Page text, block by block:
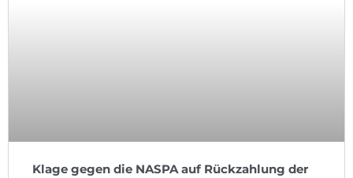
Klage gegen die NASPA auf Rückzahlung der